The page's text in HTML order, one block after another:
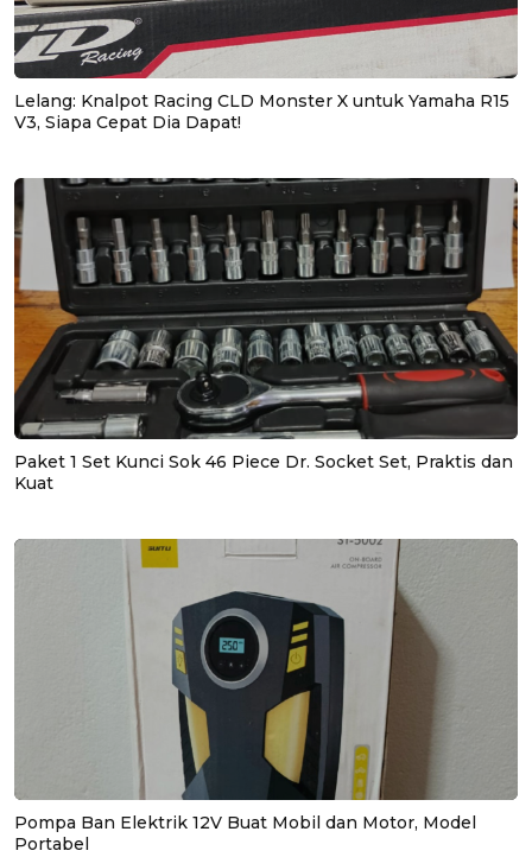
Lelang: Knalpot Racing CLD Monster X untuk Yamaha R15
V3, Siapa Cepat Dia Dapat!
Paket 1 Set Kunci Sok 46 Piece Dr. Socket Set, Praktis dan
Kuat
Pompa Ban Elektrik 12V Buat Mobil dan Motor, Model
Portabel